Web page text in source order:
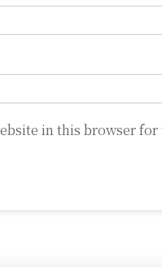
in this browser